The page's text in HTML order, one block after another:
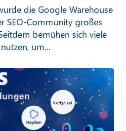
die Google Warehouse
SEO-Community großes
bemühen sich viele
um...